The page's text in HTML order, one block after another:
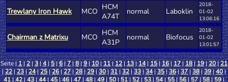
Trewlany Iron Hawk MCO HCM
A74T
normal Laboklin
2018-
01-02
13:06:16
Chairman z Matrixu MCO HCM
A31P
normal Biofocus
2018-
01-02
13:01:57
Seite |1|2|3|4|5|6|7|8|9|10|11|12|13|14|15|16|17|18|19|20|21
|22|23|24|25|26|27|28|29|30|31|32|33|34|35|36|37|38|39|40|
41|42|43|44|45|46|47|48|49|50|51|52|53|54|55|56|57|58|59|